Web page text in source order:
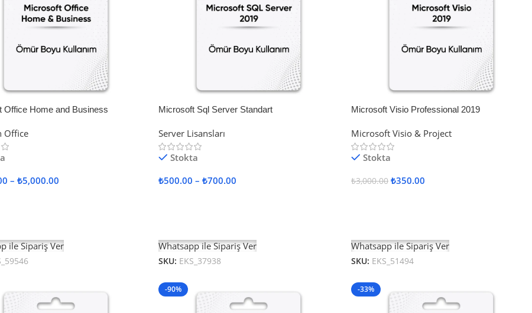
Office Home and Business
Office
– ₺5,000.00
ile Sipariş Ver
Microsoft Sql Server Standart
Server Lisansları
Stokta
₺500.00 – ₺700.00
Whatsapp ile Sipariş Ver
SKU: EKS_37938
Microsoft Visio Professional 2019
Microsoft Visio & Project
Stokta
₺3,000.00 ₺350.00
Whatsapp ile Sipariş Ver
SKU: EKS_51494
-90% -33%